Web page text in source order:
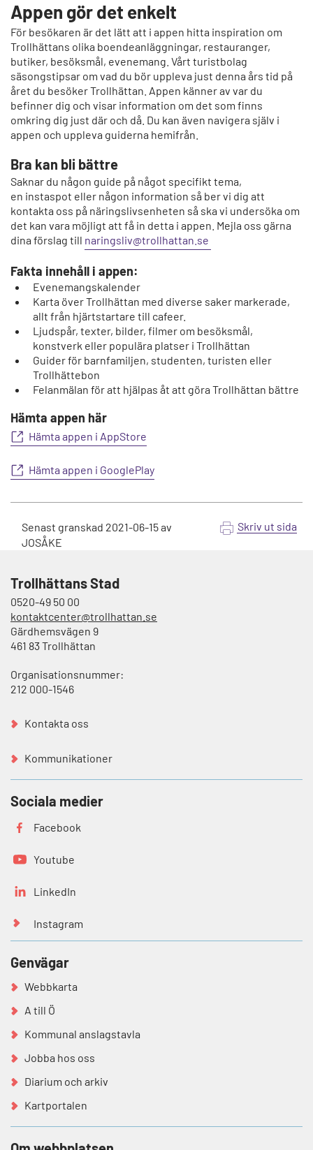
Appen gör det enkelt
För besökaren är det lätt att i appen hitta inspiration om
Trollhättans olika boendeanläggningar, restauranger,
butiker, besöksmål, evenemang. Vårt turistbolag
säsongstipsar om vad du bör uppleva just denna års tid på
året du besöker Trollhättan. Appen känner av var du
befinner dig och visar information om det som finns
omkring dig just där och då. Du kan även navigera själv i
appen och uppleva guiderna hemifrån.
Bra kan bli bättre
Saknar du någon guide på något specifikt tema,
en instaspot eller någon information så ber vi dig att
kontakta oss på näringslivsenheten så ska vi undersöka om
det kan vara möjligt att få in detta i appen. Mejla oss gärna
dina förslag till naringsliv@trollhattan.se
Fakta innehåll i appen:
Evenemangskalender
Karta över Trollhättan med diverse saker markerade,
allt från hjärtstartare till cafeer.
Ljudspår, texter, bilder, filmer om besöksmål,
konstverk eller populära platser i Trollhättan
Guider för barnfamiljen, studenten, turisten eller
Trollhättebon
Felanmälan för att hjälpas åt att göra Trollhättan bättre
Hämta appen här
Hämta appen i AppStore
Hämta appen i GooglePlay
Senast granskad 2021-06-15av
JOSÅKE
Skriv ut sida
Trollhättans Stad
0520-49 50 00
kontaktcenter@trollhattan.se
Gärdhemsvägen 9
461 83 Trollhättan
Organisationsnummer:
212 000-1546
Kontakta oss
Kommunikationer
Sociala medier
Facebook
Youtube
LinkedIn
Instagram
Genvägar
Webbkarta
A till Ö
Kommunal anslagstavla
Jobba hos oss
Diarium och arkiv
Kartportalen